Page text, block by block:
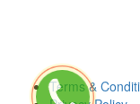
Terms &